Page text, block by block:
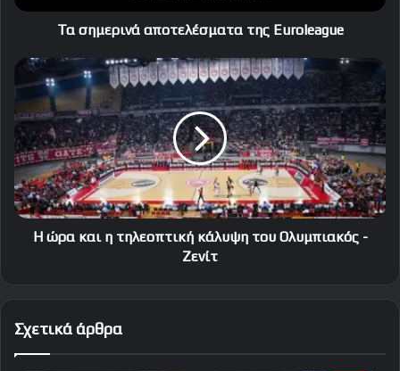
Τα σημερινά αποτελέσματα της Euroleague
Η
ώρα
και
η
τηλεοπτική
κάλυψη
του
Ολυμπιακός
-
ΖενίτΗ ώρα και η τηλεοπτική κάλυψη του Ολυμπιακός -
Ζενίτ
Σχετικά άρθρα